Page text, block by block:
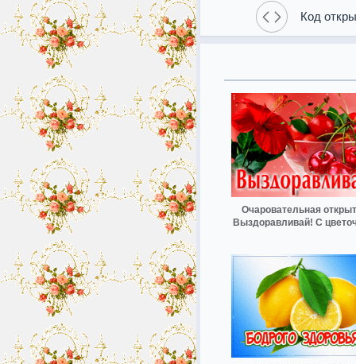
Код
Очаровательная
Выздоравливай! С